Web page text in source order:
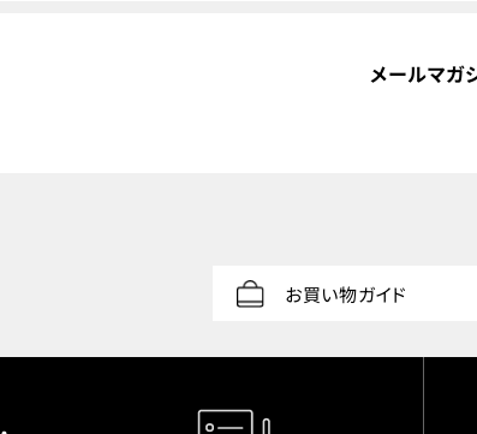
メールマガ
お買い物ガイド